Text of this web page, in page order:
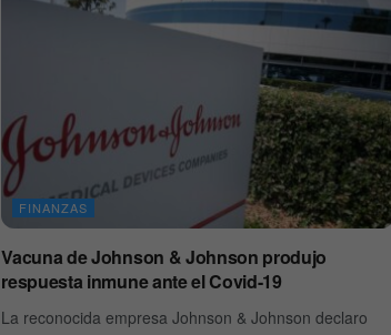
FINANZAS
Vacuna de Johnson & Johnson produjo
respuesta inmune ante el Covid-19
La reconocida empresa Johnson & Johnson declaro